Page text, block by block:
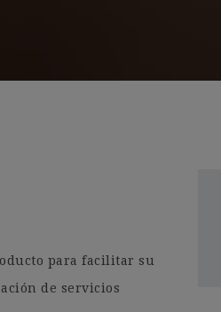
para facilitar su
de servicios